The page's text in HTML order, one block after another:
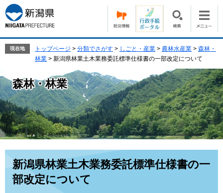
ー
ジ
の
す。
ニ
ュ
ー
し
て
本
文
へ
現在地 トップページ > 分類でさがす > しごと・産業 > 農林水産業 > 森林・
林業 > 新潟県林業土木業務委託標準仕様書の一部改定について
森林・林業
新潟県林業土木業務委託標準仕様書の一
部改定について